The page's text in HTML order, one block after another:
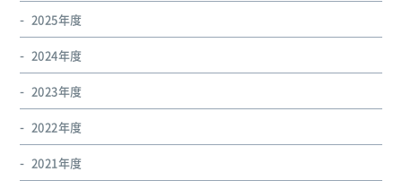
2025年度
2024年度
2023年度
2022年度
2021年度